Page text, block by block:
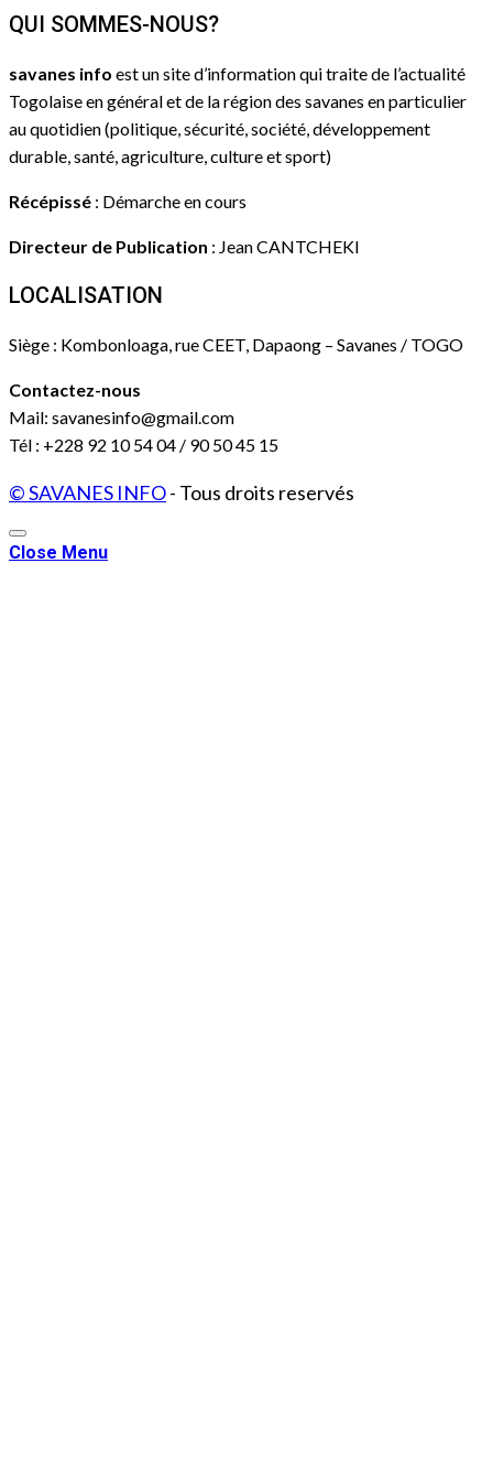
QUI SOMMES-NOUS?
savanes info est un site d’information qui traite de l’actualité
Togolaise en général et de la région des savanes en particulier
au quotidien (politique, sécurité, société, développement
durable, santé, agriculture, culture et sport)
Récépissé : Démarche en cours
Directeur de Publication : Jean CANTCHEKI
LOCALISATION
Siège : Kombonloaga, rue CEET, Dapaong – Savanes / TOGO
Contactez-nous
Mail: savanesinfo@gmail.com
Tél : +228 92 10 54 04 / 90 50 45 15
© SAVANES INFO- Tous droits reservés
Close Menu